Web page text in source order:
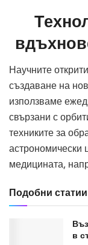
Научните
създаване на
използваме
свързани с
техниките за
астрономически
медицината,
Подобни статии
в